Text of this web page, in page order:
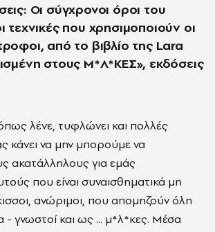
Οι σύγχρονοι όροι του
τεχνικές που χρησιμοποιούν οι
από το βιβλίο της Lara
στους Μ*Λ*ΚΕΣ», εκδόσεις
λένε, τυφλώνει και πολλές
κάνει να μην μπορούμε να
ακατάλληλους για εμάς
που είναι συναισθηματικά μη
ανώριμοι, που απομηζούν όλη
- γνωστοί και ως ... μ*λ*κες. Μέσα